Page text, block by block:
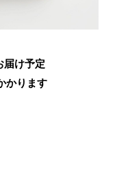
届け予定
かります